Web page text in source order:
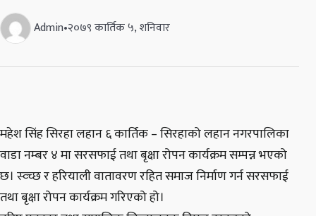
Admin•२०७९ कार्तिक ५, शनिवार
महेश सिंह सिरहा लहान ६ कार्तिक – सिरहाको लहान नगरपालिका
वाडा नम्बर ४ मा सरसफाई तथा बृक्षा रोपन कार्यक्रम सम्पन्न भएको
छ। स्व्च्छ र हरियाली वातावरण रहित समाज निर्माण गर्न सरसफाई
तथा बृक्षा रोपन कार्यक्रम गरिएको हो।